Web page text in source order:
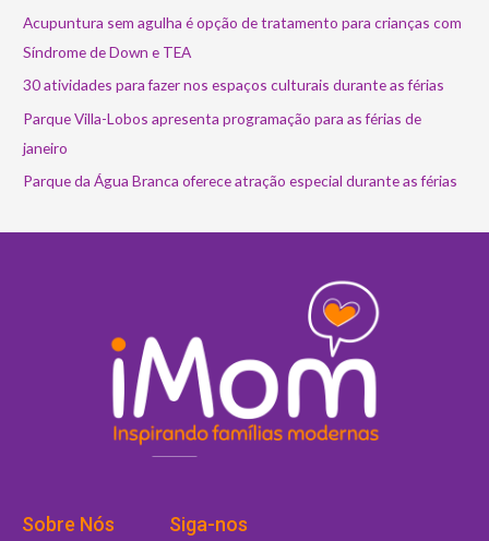
Acupuntura sem agulha é opção de tratamento para crianças com
Síndrome de Down e TEA
30 atividades para fazer nos espaços culturais durante as férias
Parque Villa-Lobos apresenta programação para as férias de
janeiro
Parque da Água Branca oferece atração especial durante as férias
Sobre Nós Siga-nos